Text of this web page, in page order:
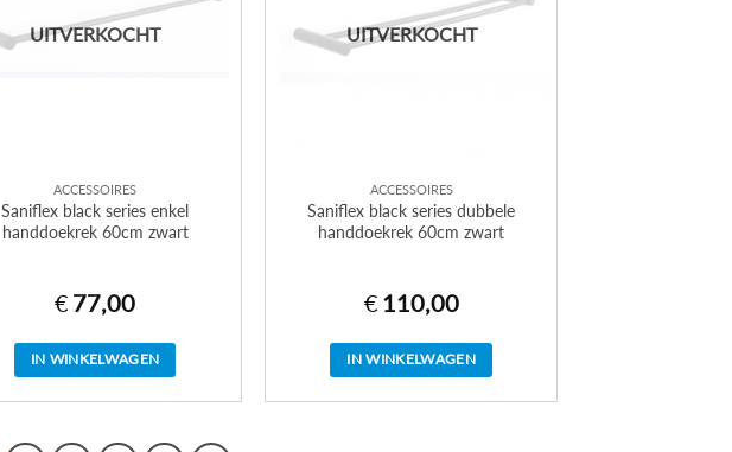
UITVERKOCHT
ACCESSOIRES
Saniflex black series enkel
handdoekrek 60cm zwart
€ 77,00
IN WINKELWAGEN
UITVERKOCHT
ACCESSOIRES
Saniflex black series dubbele
handdoekrek 60cm zwart
€ 110,00
IN WINKELWAGEN